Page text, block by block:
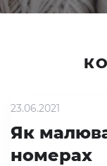
23.06.2021
Як
номерах